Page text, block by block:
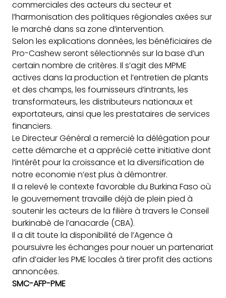
commerciales des acteurs du secteur et
l’harmonisation des politiques régionales axées sur
le marché dans sa zone d’intervention.
Selon les explications données, les bénéficiaires de
Pro-Cashew seront sélectionnés sur la base d’un
certain nombre de critères. Il s’agit des MPME
actives dans la production et l’entretien de plants
et des champs, les fournisseurs d’intrants, les
transformateurs, les distributeurs nationaux et
exportateurs, ainsi que les prestataires de services
financiers.
Le Directeur Général a remercié la délégation pour
cette démarche et a apprécié cette initiative dont
l’intérêt pour la croissance et la diversification de
notre economie n’est plus à démontrer.
Il a relevé le contexte favorable du Burkina Faso où
le gouvernement travaille déjà de plein pied à
soutenir les acteurs de la filière à travers le Conseil
burkinabè de l’anacarde (CBA).
Il a dit toute la disponibilité de l’Agence à
poursuivre les échanges pour nouer un partenariat
afin d’aider les PME locales à tirer profit des actions
annoncées.
SMC-AFP-PME